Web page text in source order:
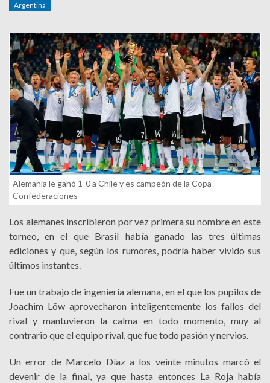
Argentina
Alemania le ganó 1-0 a Chile y es campeón de la Copa
Confederaciones
Los alemanes inscribieron por vez primera su nombre en este
torneo, en el que Brasil había ganado las tres últimas
ediciones y que, según los rumores, podría haber vivido sus
últimos instantes.
Fue un trabajo de ingeniería alemana, en el que los pupilos de
Joachim Löw aprovecharon inteligentemente los fallos del
rival y mantuvieron la calma en todo momento, muy al
contrario que el equipo rival, que fue todo pasión y nervios.
Un error de Marcelo Díaz a los veinte minutos marcó el
devenir de la final, ya que hasta entonces La Roja había